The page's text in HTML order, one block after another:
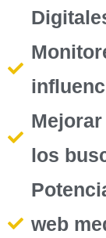
los
web